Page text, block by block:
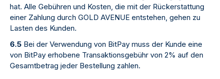
hat. Alle Gebühren und Kosten, die mit der Rückerstattung
einer Zahlung durch GOLD AVENUE entstehen, gehen zu
Lasten des Kunden.
6.5 Bei der Verwendung von BitPay muss der Kunde eine
von BitPay erhobene Transaktionsgebühr von 2% auf den
Gesamtbetrag jeder Bestellung zahlen.